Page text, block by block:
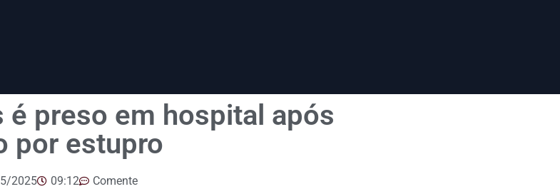
preso em hospital após
por estupro
2025 09:12 Comente